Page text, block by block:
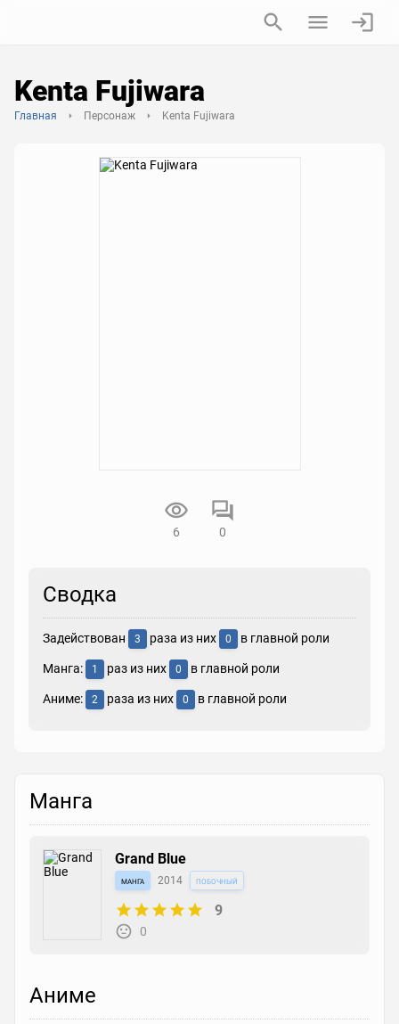
Kenta Fujiwara
Главная Персонаж Kenta Fujiwara
6 0
Сводка
Задействован 3 раза из них 0 в главной роли
Манга: 1 раз из них 0 в главной роли
Аниме: 2 раза из них 0 в главной роли
Манга
Grand Blue
манга 2014 побочный
9
0
Аниме